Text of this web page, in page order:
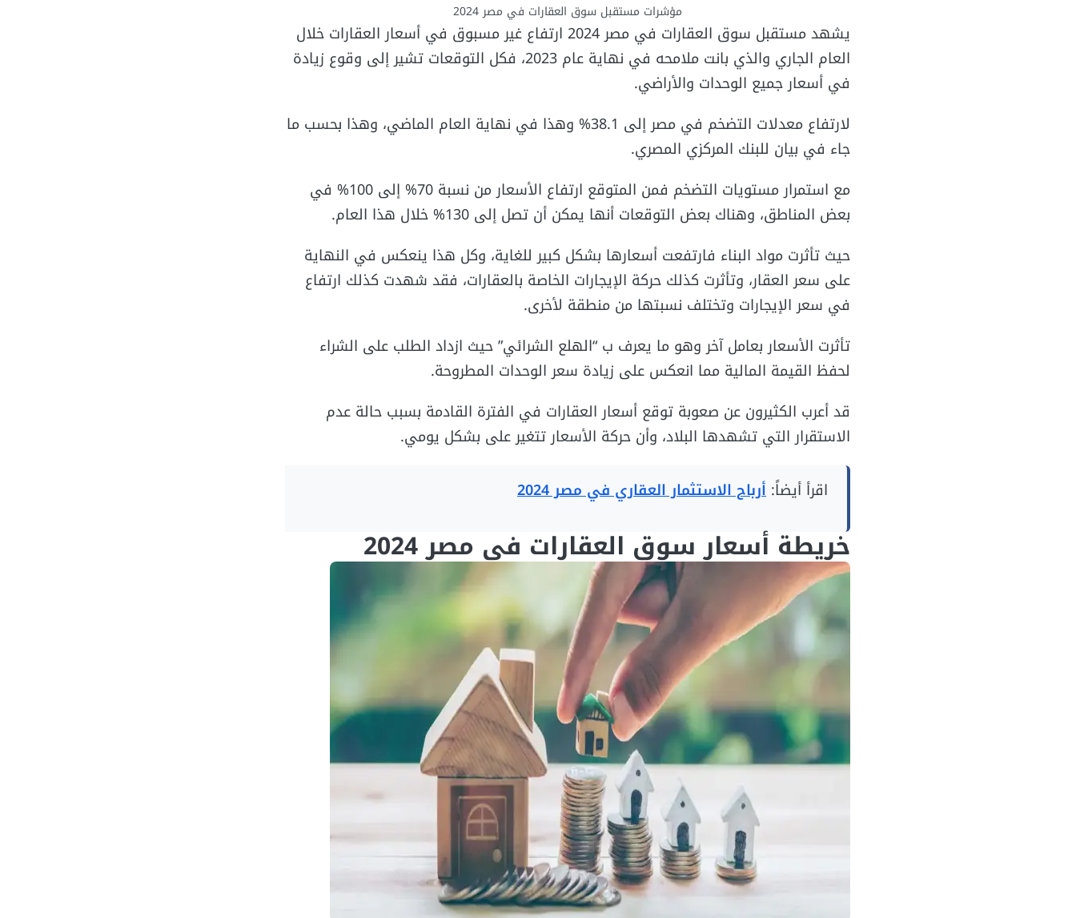
مؤشرات مستقبل سوق العقارات في مصر 2024
يشهد مستقبل سوق العقارات في مصر 2024 ارتفاع غير مسبوق في أسعار العقارات خلال
العام الجاري والذي بانت ملامحه في نهاية عام 2023، فكل التوقعات تشير إلى وقوع زيادة
في أسعار جميع الوحدات والأراضي.
لارتفاع معدلات التضخم في مصر إلى 38.1% وهذا في نهاية العام الماضي، وهذا بحسب ما
جاء في بيان للبنك المركزي المصري.
مع استمرار مستويات التضخم فمن المتوقع ارتفاع الأسعار من نسبة 70% إلى 100% في
بعض المناطق، وهناك بعض التوقعات أنها يمكن أن تصل إلى 130% خلال هذا العام.
حيث تأثرت مواد البناء فارتفعت أسعارها بشكل كبير للغاية، وكل هذا ينعكس في النهاية
على سعر العقار، وتأثرت كذلك حركة الإيجارات الخاصة بالعقارات، فقد شهدت كذلك ارتفاع
في سعر الإيجارات وتختلف نسبتها من منطقة لأخرى.
تأثرت الأسعار بعامل آخر وهو ما يعرف ب “الهلع الشرائي” حيث ازداد الطلب على الشراء
لحفظ القيمة المالية مما انعكس على زيادة سعر الوحدات المطروحة.
قد أعرب الكثيرون عن صعوبة توقع أسعار العقارات في الفترة القادمة بسبب حالة عدم
الاستقرار التي تشهدها البلاد، وأن حركة الأسعار تتغير على بشكل يومي.
اقرأ أيضاً: أرباح الاستثمار العقاري في مصر 2024
خريطة أسعار سوق العقارات في مصر 2024